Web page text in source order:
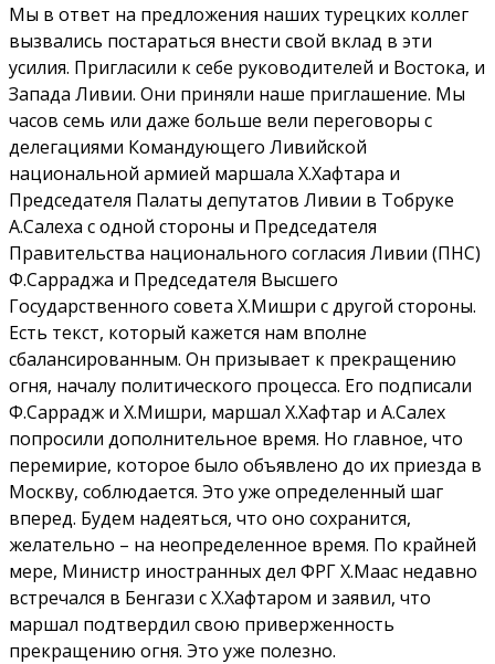
Мы в ответ на предложения наших турецких коллег
вызвались постараться внести свой вклад в эти
усилия. Пригласили к себе руководителей и Востока, и
Запада Ливии. Они приняли наше приглашение. Мы
часов семь или даже больше вели переговоры с
делегациями Командующего Ливийской
национальной армией маршала Х.Хафтара и
Председателя Палаты депутатов Ливии в Тобруке
А.Салеха с одной стороны и Председателя
Правительства национального согласия Ливии (ПНС)
Ф.Сарраджа и Председателя Высшего
Государственного совета Х.Мишри с другой стороны.
Есть текст, который кажется нам вполне
сбалансированным. Он призывает к прекращению
огня, началу политического процесса. Его подписали
Ф.Саррадж и Х.Мишри, маршал Х.Хафтар и А.Салех
попросили дополнительное время. Но главное, что
перемирие, которое было объявлено до их приезда в
Москву, соблюдается. Это уже определенный шаг
вперед. Будем надеяться, что оно сохранится,
желательно – на неопределенное время. По крайней
мере, Министр иностранных дел ФРГ Х.Маас недавно
встречался в Бенгази с Х.Хафтаром и заявил, что
маршал подтвердил свою приверженность
прекращению огня. Это уже полезно.